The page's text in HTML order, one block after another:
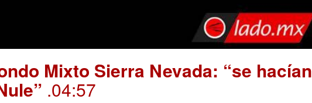
Mixto Sierra Nevada: “se hacían
.04:57